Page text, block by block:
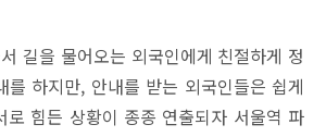
길을 물어오는 외국인에게 친절하게 정
를 하지만, 안내를 받는 외국인들은 쉽게
로 힘든 상황이 종종 연출되자 서울역 파